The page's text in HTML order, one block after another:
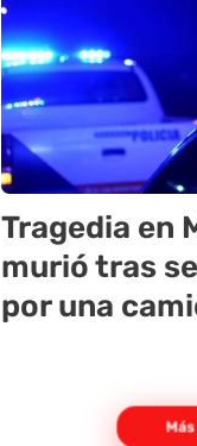
Tragedia en
murió tras
por una